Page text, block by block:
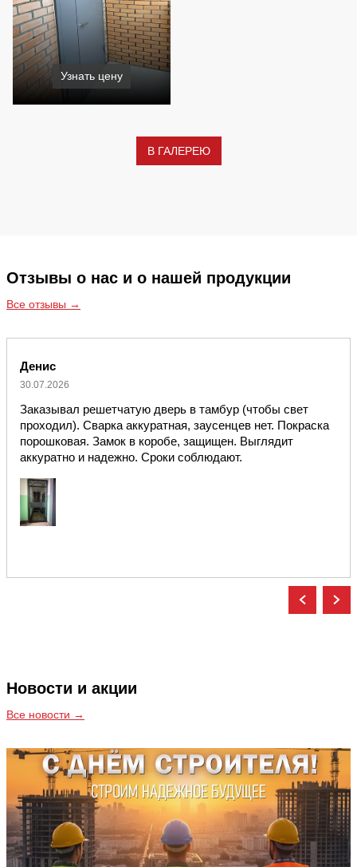
Узнать цену
В ГАЛЕРЕЮ
Отзывы о нас и о нашей продукции
Все отзывы →
Денис
30.07.2026
Заказывал решетчатую дверь в тамбур (чтобы свет
проходил). Сварка аккуратная, заусенцев нет. Покраска
порошковая. Замок в коробе, защищен. Выглядит
аккуратно и надежно. Сроки соблюдают.
Новости и акции
Все новости →